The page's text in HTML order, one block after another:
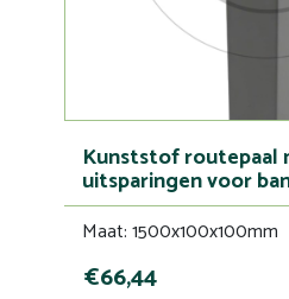
Kunststof routepaal
uitsparingen voor
Maat: 1500x100x100mm
€66,44